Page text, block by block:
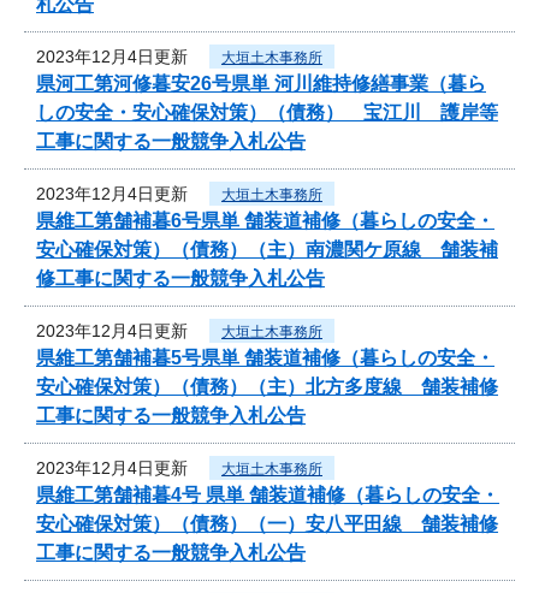
2023年12月4日更新 大垣土木事務所
県河工第河修暮安26号県単 河川維持修繕事業（暮ら
しの安全・安心確保対策）（債務） 宝江川 護岸等
工事に関する一般競争入札公告
2023年12月4日更新 大垣土木事務所
県維工第舗補暮6号県単 舗装道補修（暮らしの安全・
安心確保対策）（債務）（主）南濃関ケ原線 舗装補
修工事に関する一般競争入札公告
2023年12月4日更新 大垣土木事務所
県維工第舗補暮5号県単 舗装道補修（暮らしの安全・
安心確保対策）（債務）（主）北方多度線 舗装補修
工事に関する一般競争入札公告
2023年12月4日更新 大垣土木事務所
県維工第舗補暮4号 県単 舗装道補修（暮らしの安全・
安心確保対策）（債務）（一）安八平田線 舗装補修
工事に関する一般競争入札公告